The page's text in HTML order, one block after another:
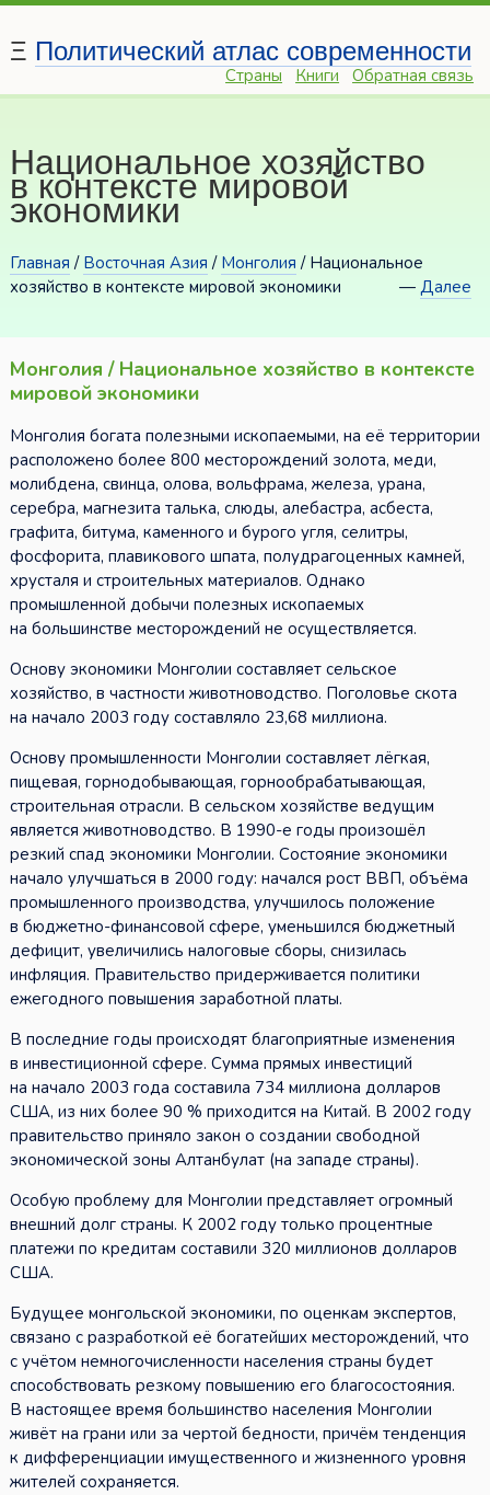
Ξ Политический атлас современности
Страны Книги Обратная связь
Национальное хозяйство
в контексте мировой
экономики
Главная / Восточная Азия / Монголия / Национальное
хозяйство в контексте мировой экономики
—Далее
Монголия / Национальное хозяйство в контексте
мировой экономики
Монголия богата полезными ископаемыми, на её территории
расположено более 800 месторождений золота, меди,
молибдена, свинца, олова, вольфрама, железа, урана,
серебра, магнезита талька, слюды, алебастра, асбеста,
графита, битума, каменного и бурого угля, селитры,
фосфорита, плавикового шпата, полудрагоценных камней,
хрусталя и строительных материалов. Однако
промышленной добычи полезных ископаемых
на большинстве месторождений не осуществляется.
Основу экономики Монголии составляет сельское
хозяйство, в частности животноводство. Поголовье скота
на начало 2003 году составляло 23,68 миллиона.
Основу промышленности Монголии составляет лёгкая,
пищевая, горнодобывающая, горнообрабатывающая,
строительная отрасли. В сельском хозяйстве ведущим
является животноводство. В 1990-е годы произошёл
резкий спад экономики Монголии. Состояние экономики
начало улучшаться в 2000 году: начался рост ВВП, объёма
промышленного производства, улучшилось положение
в бюджетно-финансовой сфере, уменьшился бюджетный
дефицит, увеличились налоговые сборы, снизилась
инфляция. Правительство придерживается политики
ежегодного повышения заработной платы.
В последние годы происходят благоприятные изменения
в инвестиционной сфере. Сумма прямых инвестиций
на начало 2003 года составила 734 миллиона долларов
США, из них более 90 % приходится на Китай. В 2002 году
правительство приняло закон о создании свободной
экономической зоны Алтанбулат (на западе страны).
Особую проблему для Монголии представляет огромный
внешний долг страны. К 2002 году только процентные
платежи по кредитам составили 320 миллионов долларов
США.
Будущее монгольской экономики, по оценкам экспертов,
связано с разработкой её богатейших месторождений, что
с учётом немногочисленности населения страны будет
способствовать резкому повышению его благосостояния.
В настоящее время большинство населения Монголии
живёт на грани или за чертой бедности, причём тенденция
к дифференциации имущественного и жизненного уровня
жителей сохраняется.